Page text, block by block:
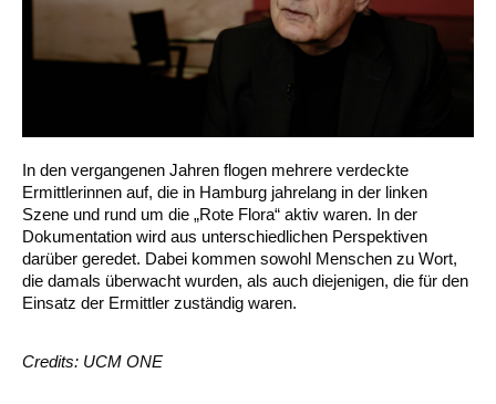
In den vergangenen Jahren flogen mehrere verdeckte
Ermittlerinnen auf, die in Hamburg jahrelang in der linken
Szene und rund um die „Rote Flora“ aktiv waren. In der
Dokumentation wird aus unterschiedlichen Perspektiven
darüber geredet. Dabei kommen sowohl Menschen zu Wort,
die damals überwacht wurden, als auch diejenigen, die für den
Einsatz der Ermittler zuständig waren.
Credits: UCM ONE